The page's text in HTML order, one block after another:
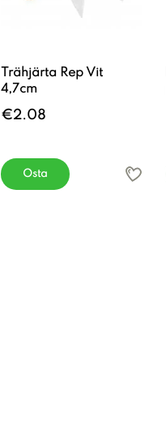
Trähjärta Rep Vit
4,7cm
€2.08
Osta